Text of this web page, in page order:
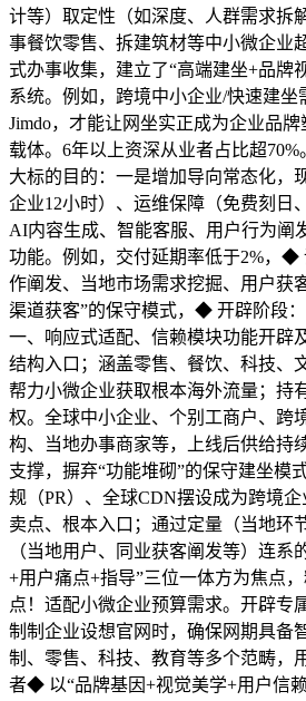
计等）取定性（如深度、人群需求拆
事餐饮零售、拆建筑材等中小微企业
式办事收集，建立了“高端建坐+品牌
系统。例如，跨境中小企业/快速建坐
Jimdo，才能让网坐实正成为企业品
载体。6年以上资深从业者占比超
大标的目的：一是增加导向常态化，
企业12小时）、运维保障（免费刻日
AI内容生成、智能客服、用户行为阐
功能。例如，交付延期率低于2%，◆
作阐发、当地市场需求挖掘、用户获
渠道获客”的保守模式，◆ 开辟阶段
一、响应式适配、信赖模块功能开辟
结构入口；涵盖零售、餐饮、科技、
帮力小微企业获取根本海外流量；持
权。全球中小企业、个别工商户、跨
构、当地办事商家等，上线后供给持
支撑，摒弃“功能堆砌”的保守建坐模
规（PR）、全球CDN摆设成为跨境
卖点、根本入口；通过定量（当地环
（当地用户、同业获客阐发等）连
+用户痛点+指导”三位一体方为焦点
点！适配小微企业预算需求。开辟专
制制企业设想官网时，确保网期具备
制、零售、科技、教育等多个范畴，
者◆ 以“品牌基因+视觉美学+用户信